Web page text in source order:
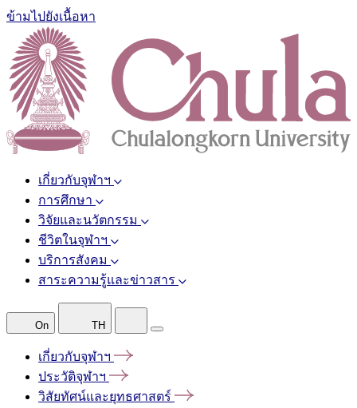
ข้ามไปยังเนื้อหา
เกี่ยวกับจุฬาฯ
การศึกษา
วิจัยและนวัตกรรม
ชีวิตในจุฬาฯ
บริการสังคม
สาระความรู้และข่าวสาร
On TH
เกี่ยวกับจุฬาฯ
ประวัติจุฬาฯ
วิสัยทัศน์และยุทธศาสตร์